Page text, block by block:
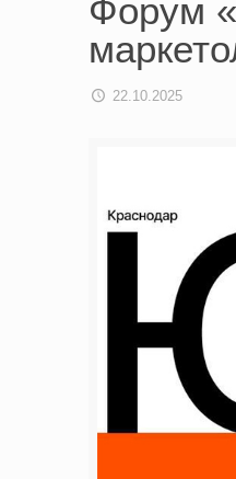
Форум
22.10.2025